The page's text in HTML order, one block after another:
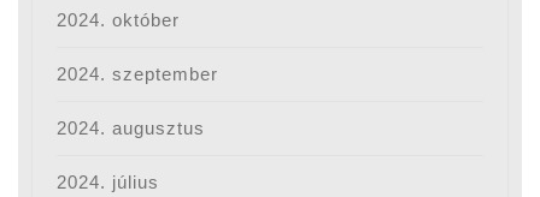
2024. október
2024. szeptember
2024. augusztus
2024. július